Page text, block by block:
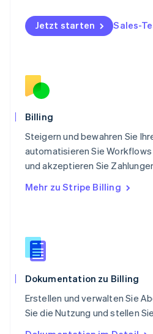
Jetzt starten Sales-
Billing
Steigern und bewahren Sie
automatisieren Sie
und akzeptieren Sie
Mehr zu Stripe Billing
Dokumentation zu Billing
Erstellen und verwalten Sie
Sie die Nutzung und stellen
Polen
English
Portugal
Schweden
Svenska
Deutsch
Singapur
English 简体中文
Slowakei
English
Slowenien
English
Spanien
Español
Thailand
Tschechische Republik
English